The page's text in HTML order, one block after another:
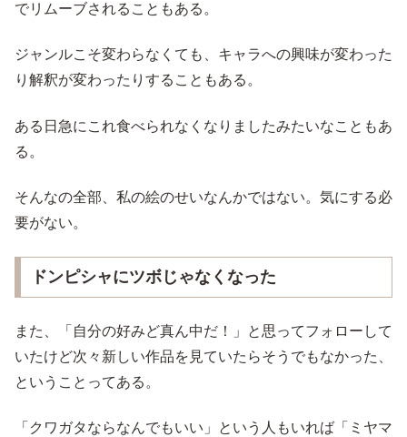
でリムーブされることもある。
ジャンルこそ変わらなくても、キャラへの興味が変わった
り解釈が変わったりすることもある。
ある日急にこれ食べられなくなりましたみたいなこともあ
る。
そんなの全部、私の絵のせいなんかではない。気にする必
要がない。
ドンピシャにツボじゃなくなった
また、「自分の好みど真ん中だ！」と思ってフォローして
いたけど次々新しい作品を見ていたらそうでもなかった、
ということってある。
「クワガタならなんでもいい」という人もいれば「ミヤマ